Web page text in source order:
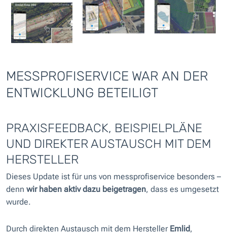
MESSPROFISERVICE WAR AN DER
ENTWICKLUNG BETEILIGT
PRAXISFEEDBACK, BEISPIELPLÄNE
UND DIREKTER AUSTAUSCH MIT DEM
HERSTELLER
Dieses Update ist für uns von messprofiservice besonders –
denn wir haben aktiv dazu beigetragen, dass es umgesetzt
wurde.
Durch direkten Austausch mit dem Hersteller Emlid,